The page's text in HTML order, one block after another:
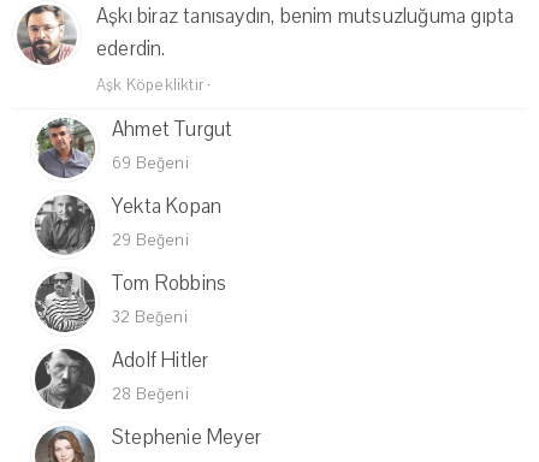
Aşkı biraz tanısaydın, benim mutsuzluğuma gıpta
ederdin.
Aşk Köpekliktir ·
Ahmet Turgut
69 Beğeni
Yekta Kopan
29 Beğeni
Tom Robbins
32 Beğeni
Adolf Hitler
28 Beğeni
Stephenie Meyer